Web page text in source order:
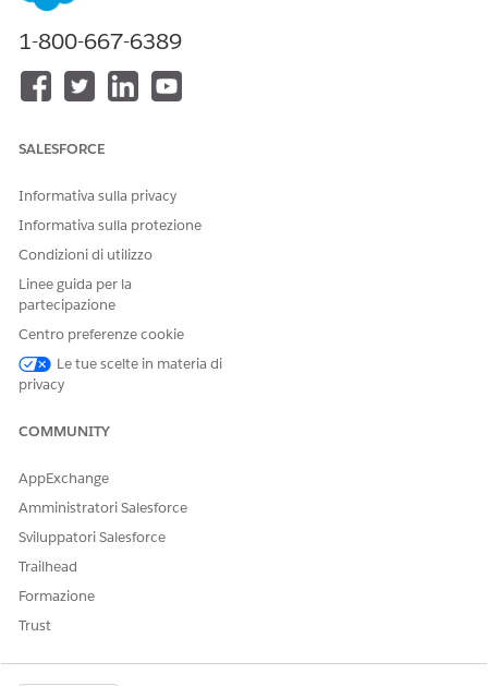
How to find your MID
Log in to Marketing Cloud, then hover over the account
name in the upper right corner of the screen.
000381956
QUESTO ARTICOLO HA RISOLTO IL PROBLEMA?
Sì
1-800-667-6389
SALESFORCE
Informativa sulla privacy
Informativa sulla protezione
Condizioni di utilizzo
Linee guida per la
partecipazione
Centro preferenze cookie
Le tue scelte in materia di
privacy
COMMUNITY
AppExchange
Amministratori Salesforce
Sviluppatori Salesforce
Trailhead
Formazione
Trust